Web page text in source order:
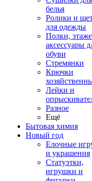
белья
Ролики и
для одежды
Полки,
аксессуары
обуви
Стремянки
Крючки
Лейки и
Разное
Ещё
Бытовая химия
Новый год
Елочные
и украшения
Статуэтки,
игрушки и